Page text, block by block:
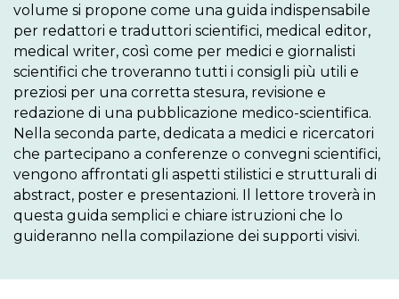
volume si propone come una guida indispensabile
per redattori e traduttori scientifici, medical editor,
medical writer, così come per medici e giornalisti
scientifici che troveranno tutti i consigli più utili e
preziosi per una corretta stesura, revisione e
redazione di una pubblicazione medico-scientifica.
Nella seconda parte, dedicata a medici e ricercatori
che partecipano a conferenze o convegni scientifici,
vengono affrontati gli aspetti stilistici e strutturali di
abstract, poster e presentazioni. Il lettore troverà in
questa guida semplici e chiare istruzioni che lo
guideranno nella compilazione dei supporti visivi.